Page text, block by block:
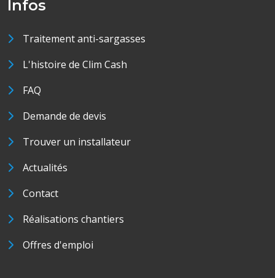
Infos
Traitement anti-sargasses
L'histoire de Clim Cash
FAQ
Demande de devis
Trouver un installateur
Actualités
Contact
Réalisations chantiers
Offres d'emploi